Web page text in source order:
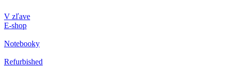
V zľave
E-shop
Notebooky
Refurbished